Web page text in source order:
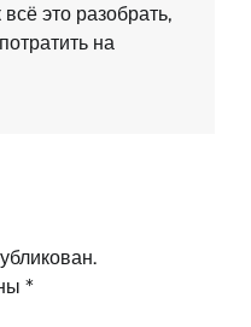
это разобрать,
на
*